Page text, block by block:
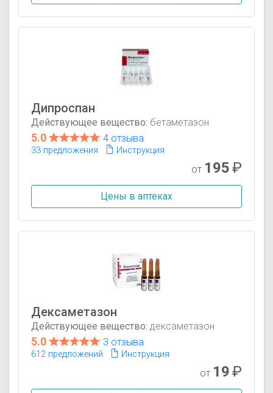
Дипроспан
Действующее вещество: бетаметазон
5.0 4 отзыва
33 предложения Инструкция
от 195₽
Цены в аптеках
Дексаметазон
Действующее вещество: дексаметазон
5.0 3 отзыва
612 предложений Инструкция
от 19₽